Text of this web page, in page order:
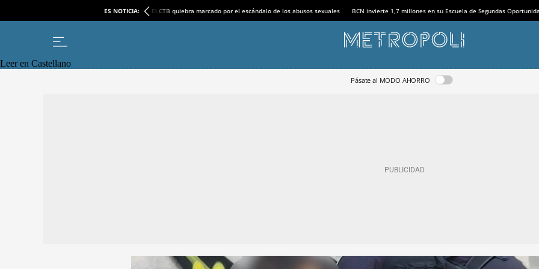
ES NOTICIA: El CTB quiebra marcado por el escándalo de los abusos sexuales BCN invierte 1,7 millones en su Escuela de Segundas
Leer en Castellano
Pásate al MODO AHORRO